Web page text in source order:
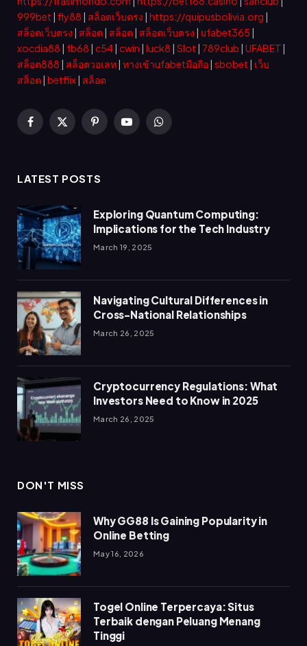
999bet | fly88 | สล็อตเว็บตรง | https://quipusbolivia.org |
สล็อตเว็บตรง | สล็อต | สล็อต | สล็อตเว็บตรง | ufabet365 |
xocdia88 | fb68 | c54| cwin | luck8 | Slot | 789club | UFABET |
สล็อต888 | สล็อตวอเลท| ทางเข้าufabetมือถือ| sbobet | เว็บ
สล็อต | betflix| สล็อต
Facebook
X
PinterestYouTubeWhatsApp
LATEST POSTS
Exploring Quantum Computing:
Implications for the Tech Industry
March 19, 2025
Navigating Cultural Differences in
Cross-National Relationships
March 26, 2025
Cryptocurrency Regulations: What
Investors Need to Know in 2025
March 26, 2025
DON'T MISS
Why GG88 Is Gaining Popularity in
Online Betting
May 16, 2026
Togel Online Terpercaya: Situs
Terbaik dengan Peluang Menang
Tinggi